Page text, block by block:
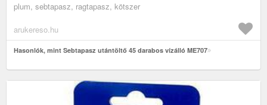
plum, sebtapasz, ragtapasz, kötszer
arukereso.hu
Hasonlók, mint Sebtapasz utántöltő 45 darabos vízálló ME707